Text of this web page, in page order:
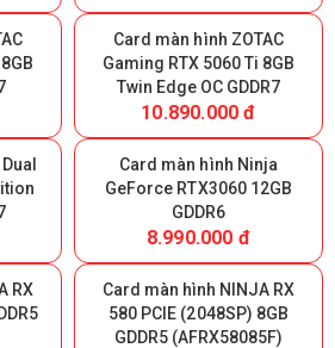
Card màn hình ZOTAC
Gaming RTX 5060 Ti 8GB
Twin Edge OC GDDR7
10.890.000 đ
Card màn hình Ninja
GeForce RTX3060 12GB
GDDR6
8.990.000 đ
RX
Card màn hình NINJA RX
580 PCIE (2048SP) 8GB
GDDR5 (AFRX58085F)